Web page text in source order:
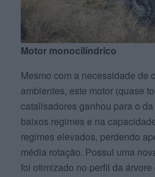
Motor monocilíndrico
Mesmo com a necessidade de
ambientes, este motor (quase
catalisadores ganhou para o da
baixos regimes e na
regimes elevados, perdendo
média rotação. Possui uma
foi otimizado no perfil da árvore